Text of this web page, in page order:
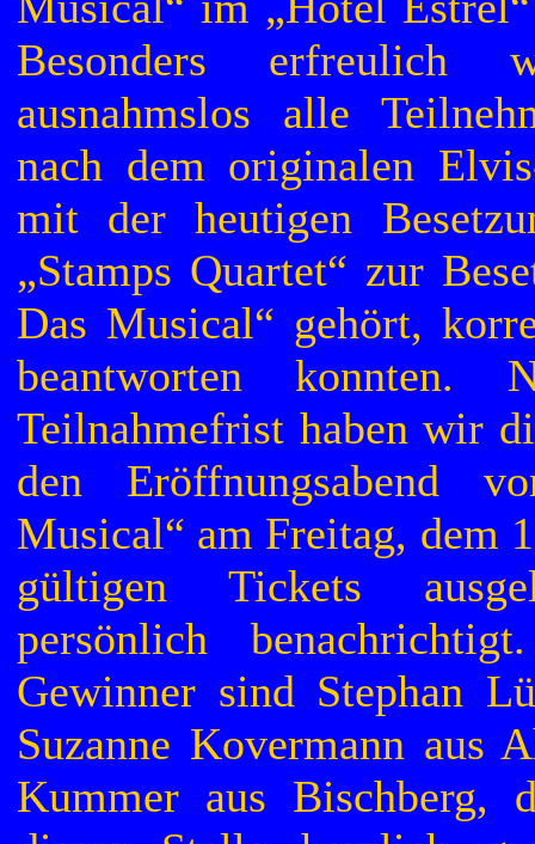
Besonders erfreulich
ausnahmslos alle
nach dem originalen
mit der heutigen
„Stamps Quartet“ zur
Das Musical“ gehört,
beantworten konnten.
Teilnahmefrist haben wir
den Eröffnungsabend
Musical“ am Freitag, dem
gültigen Tickets
persönlich
Gewinner sind Stephan
Suzanne Kovermann aus
Kummer aus Bischberg,